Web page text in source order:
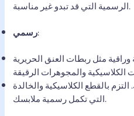
الرسمية التي قد تبدو غير مناسبة.
رسمي:
وراقية مثل ربطات العنق الحريرية
بالقطع الكلاسيكية والخالدة
التي تكمل رسمية ملابسك.